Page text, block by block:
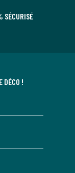
SÉCURISÉ
DÉCO !